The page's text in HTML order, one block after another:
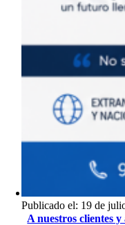
Publicado el: 19 de
A nuestros clientes